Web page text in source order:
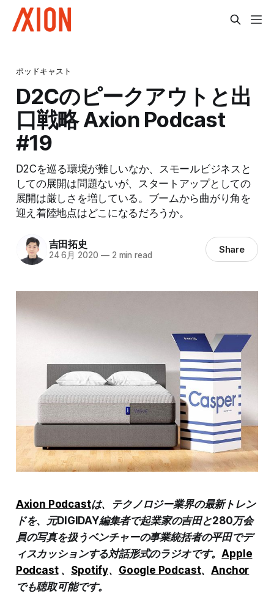
ポッドキャスト
D2Cのピークアウトと出
口戦略 Axion Podcast
#19
D2Cを巡る環境が難しいなか、スモールビジネスと
しての展開は問題ないが、スタートアップとしての
展開は厳しさを増している。ブームから曲がり角を
迎え着陸地点はどこになるだろうか。
吉田拓史
24 6月 2020 —2 min read Share
Axion Podcastは、テクノロジー業界の最新トレン
ドを、元DIGIDAY編集者で起業家の吉田と280万会
員の写真を扱うベンチャーの事業統括者の平田でデ
ィスカッションする対話形式のラジオです。Apple
Podcast、 Spotify、 Google Podcast、Anchor
でも聴取可能です。